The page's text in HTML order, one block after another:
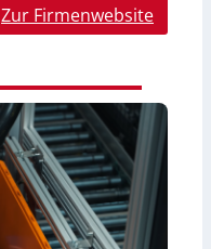
Zur Firmenwebsite